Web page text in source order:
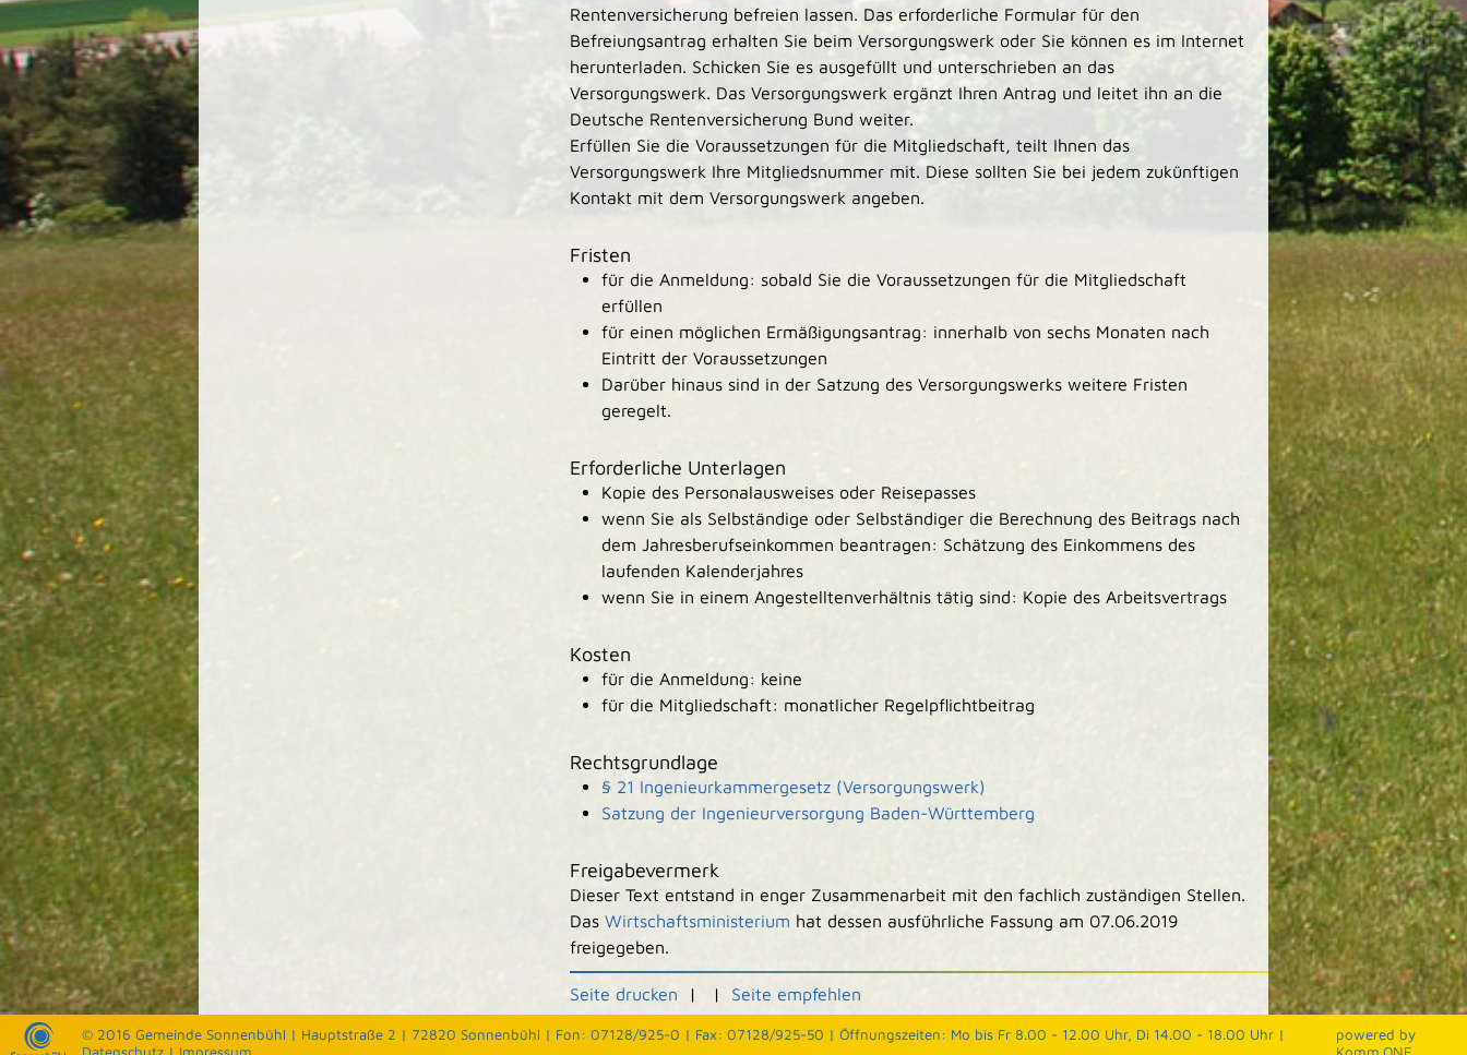
Rentenversicherung befreien lassen. Das erforderliche Formular für den
Befreiungsantrag erhalten Sie beim Versorgungswerk oder Sie können es im Internet
herunterladen. Schicken Sie es ausgefüllt und unterschrieben an das
Versorgungswerk. Das Versorgungswerk ergänzt Ihren Antrag und leitet ihn an die
Deutsche Rentenversicherung Bund weiter.
Erfüllen Sie die Voraussetzungen für die Mitgliedschaft, teilt Ihnen das
Versorgungswerk Ihre Mitgliedsnummer mit.Diese sollten Sie bei jedem zukünftigen
Kontakt mit dem Versorgungswerk angeben.
Fristen
für die Anmeldung: sobald Sie die Voraussetzungen für die Mitgliedschaft
erfüllen
für einen möglichen Ermäßigungsantrag: innerhalb von sechs Monaten nach
Eintritt der Voraussetzungen
Darüber hinaus sind in der Satzung des Versorgungswerks weitere Fristen
geregelt.
Erforderliche Unterlagen
Kopie des Personalausweises oder Reisepasses
wenn Sie als Selbständige oder Selbständiger die Berechnung des Beitrags nach
dem Jahresberufseinkommen beantragen: Schätzung des Einkommens des
laufenden Kalenderjahres
wenn Sie in einem Angestelltenverhältnis tätig sind: Kopie des Arbeitsvertrags
Kosten
für die Anmeldung: keine
für die Mitgliedschaft: monatlicher Regelpflichtbeitrag
Rechtsgrundlage
§ 21 Ingenieurkammergesetz (Versorgungswerk)
Satzung der Ingenieurversorgung Baden-Württemberg
Freigabevermerk
Dieser Text entstand in enger Zusammenarbeit mit den fachlich zuständigen Stellen.
Das Wirtschaftsministerium hat dessen ausführliche Fassung am 07.06.2019
freigegeben.
Seite drucken | | Seite empfehlen
powered by
© 2016 Gemeinde Sonnenbühl | Hauptstraße 2 | 72820 Sonnenbühl | Fon: 07128/925-0 | Fax: 07128/925-50 | Öffnungszeiten: Mo bis Fr 8.00 - 12.00 Uhr, Di 14.00 - 18.00 Uhr |